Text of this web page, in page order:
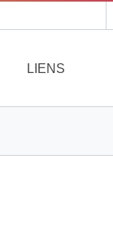
LIENS